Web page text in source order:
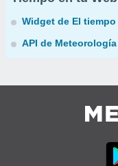
Widget de El tiempo
API de Meteorología